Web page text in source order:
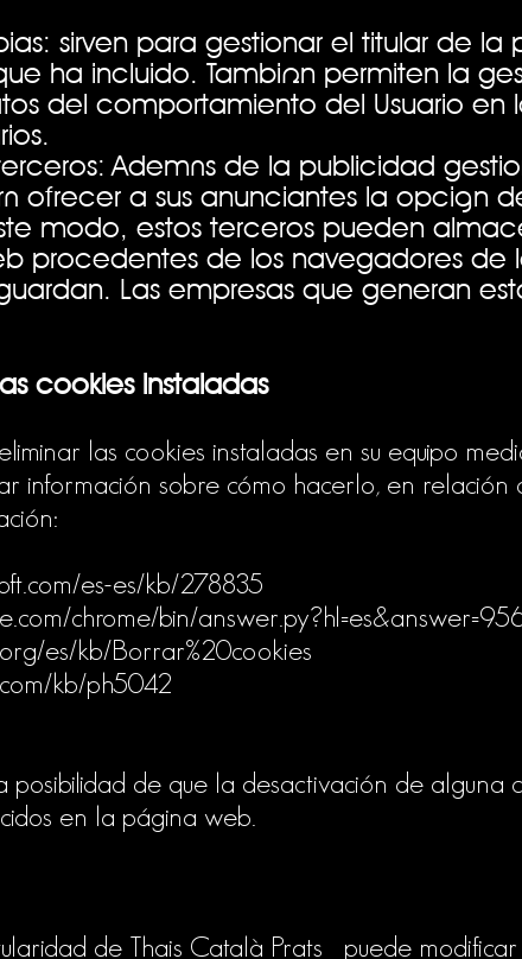
sirven para gestionar el titular de la
ha incluido. También permiten la
del comportamiento del Usuario
Además de la publicidad
ofrecer a sus anunciantes la opción
modo, estos terceros pueden
procedentes de los navegadores de
Las empresas que generan
cookies instaladas
las cookies instaladas en su equipo
información sobre cómo hacerlo, en relación
es-es/kb/278835
chrome/bin/
es/kb/Borrar%20cookies
kb/ph5042
posibilidad de que la desactivación de
en la página web.
de Thais Català Prats puede